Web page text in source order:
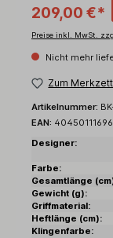
209,00 €*
Preise inkl. MwSt.
Nicht mehr
Zum
Artikelnummer:
EAN:
Designer:
Farbe:
Gesamtlänge
Gewicht (g):
Griffmaterial:
Heftlänge (cm):
Klingenfarbe: